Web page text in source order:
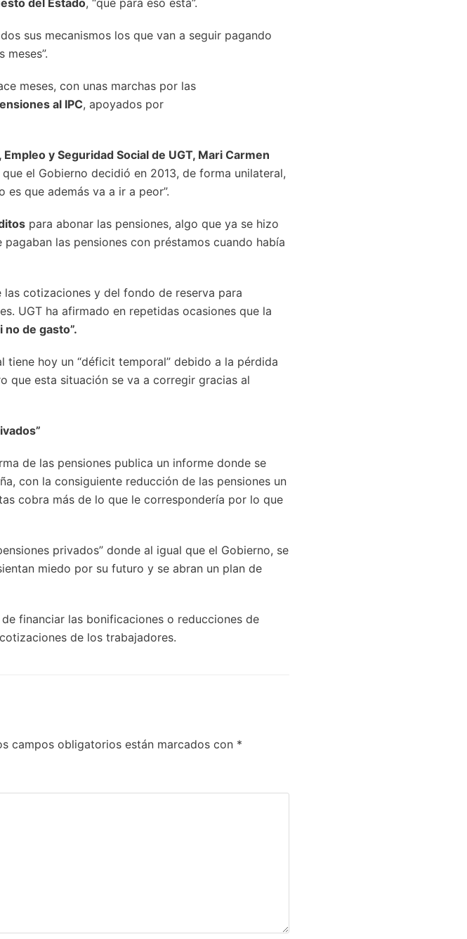
sus mecanismos los que van a seguir pagando
meses, con unas marchas por las
al IPC, apoyados por
Empleo y Seguridad Social de UGT, Mari Carmen
el Gobierno decidió en 2013, de forma unilateral,
que además va a ir a peor”.
para abonar las pensiones, algo que ya se hizo
las pensiones con préstamos cuando había
cotizaciones y del fondo de reserva para
UGT ha afirmado en repetidas ocasiones que la
de gasto”.
hoy un “déficit temporal” debido a la pérdida
que esta situación se va a corregir gracias al
de las pensiones publica un informe donde se
con la consiguiente reducción de las pensiones un
cobra más de lo que le correspondería por lo que
privados” donde al igual que el Gobierno, se
miedo por su futuro y se abran un plan de
financiar las bonificaciones o reducciones de
de los trabajadores.
campos obligatorios están marcados con *